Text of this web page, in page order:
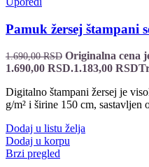
Pamuk žersej štampani
1.690,00RSD Originalna cena
1.690,00 RSD.1.183,00 RSD
Digitalno štampani žersej je
g/m² i širine 150 cm,
Dodaj u listu želja
Dodaj u korpu
Brzi pregled